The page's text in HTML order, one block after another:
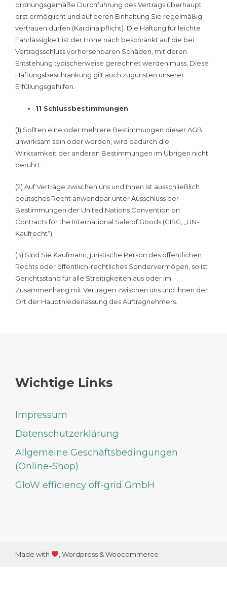
ordnungsgemäße Durchführung des Vertrags überhaupt
erst ermöglicht und auf deren Einhaltung Sie regelmäßig
vertrauen dürfen (Kardinalpflicht). Die Haftung für leichte
Fahrlässigkeit ist der Höhe nach beschränkt auf die bei
Vertragsschluss vorhersehbaren Schäden, mit deren
Entstehung typischerweise gerechnet werden muss. Diese
Haftungsbeschränkung gilt auch zugunsten unserer
Erfüllungsgehilfen.
11 Schlussbestimmungen
(1) Sollten eine oder mehrere Bestimmungen dieser AGB
unwirksam sein oder werden, wird dadurch die
Wirksamkeit der anderen Bestimmungen im Übrigen nicht
berührt.
(2) Auf Verträge zwischen uns und Ihnen ist ausschließlich
deutsches Recht anwendbar unter Ausschluss der
Bestimmungen der United Nations Convention on
Contracts for the International Sale of Goods (CISG, „UN-
Kaufrecht“).
(3) Sind Sie Kaufmann, juristische Person des öffentlichen
Rechts oder öffentlich-rechtliches Sondervermögen, so ist
Gerichtsstand für alle Streitigkeiten aus oder im
Zusammenhang mit Verträgen zwischen uns und Ihnen der
Ort der Hauptniederlassung des Auftragnehmers.
Wichtige Links
Impressum
Datenschutzerklärung
Allgemeine Geschäftsbedingungen
(Online-Shop)
GloW efficiency off-grid GmbH
Made with , Wordpress & Woocommerce